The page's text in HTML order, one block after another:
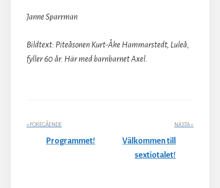
Janne Sparrman
Bildtext: Piteåsonen Kurt-Åke Hammarstedt, Luleå,
fyller 60 år. Här med barnbarnet Axel.
« FÖREGÅENDE
Programmet!
NÄSTA »
Välkommen till
sextiotalet!